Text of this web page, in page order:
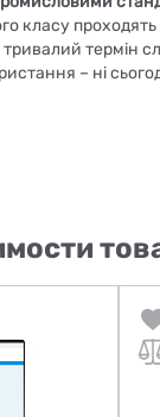
класу проходять
тривалий термін
– ні